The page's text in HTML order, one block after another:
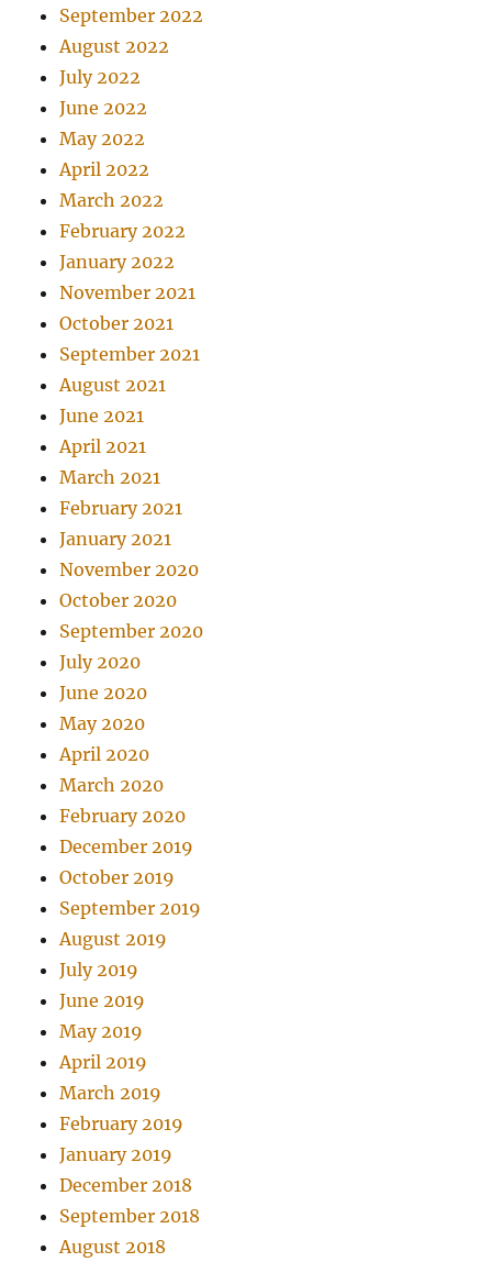
September 2022
August 2022
July 2022
June 2022
May 2022
April 2022
March 2022
February 2022
January 2022
November 2021
October 2021
September 2021
August 2021
June 2021
April 2021
March 2021
February 2021
January 2021
November 2020
October 2020
September 2020
July 2020
June 2020
May 2020
April 2020
March 2020
February 2020
December 2019
October 2019
September 2019
August 2019
July 2019
June 2019
May 2019
April 2019
March 2019
February 2019
January 2019
December 2018
September 2018
August 2018